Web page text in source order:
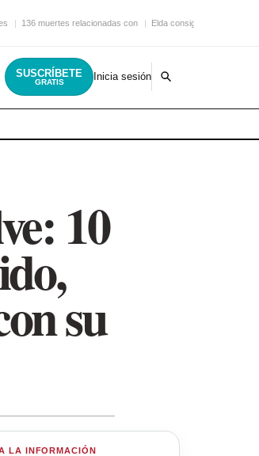
136 muertes relacionadas con Elda consigue una nueva
SUSCRÍBETE
GRATIS Inicia sesión
10
su
LA INFORMACIÓN